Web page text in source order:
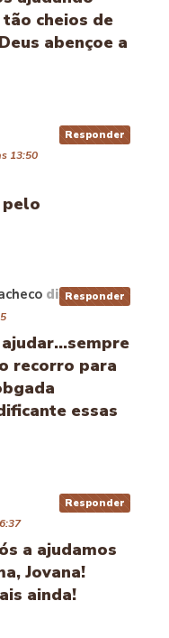
cheios de
abençoe a
13:50
pelo
Responder
disse:
recorro para
essas
Responder
a ajudamos
Jovana!
ainda!
Responder